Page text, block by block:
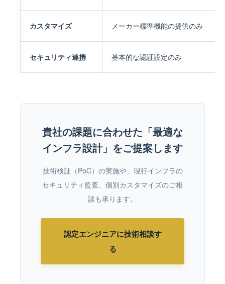
カスタマイズ メーカー標準機能の提供のみ
セキュリティ連携 基本的な認証設定のみ
貴社の課題に合わせた「最適な
インフラ設計」をご提案します
技術検証（PoC）の実施や、現行インフラの
セキュリティ監査、個別カスタマイズのご相
談も承ります。
認定エンジニアに技術相談す
る